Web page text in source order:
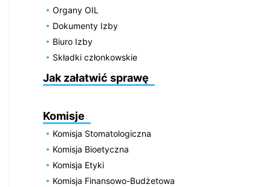
Organy OIL
Dokumenty Izby
Biuro Izby
Składki członkowskie
Jak załatwić sprawę
Komisje
Komisja Stomatologiczna
Komisja Bioetyczna
Komisja Etyki
Komisja Finansowo-Budżetowa